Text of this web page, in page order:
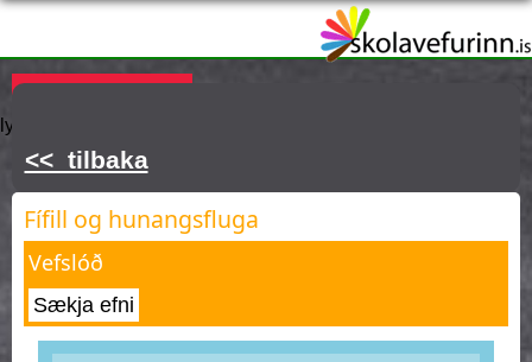
main
lykilorð
Þú ert hér
<< tilbaka
Fífill og hunangsfluga
Vefslóð
Sækja efni